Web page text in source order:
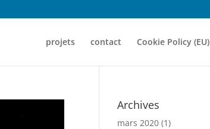
projets contact Cookie Policy (EU)
Archives
mars 2020 (1)